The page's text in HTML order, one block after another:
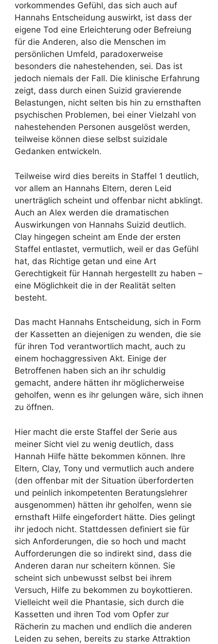
vorkommendes Gefühl, das sich auch auf
Hannahs Entscheidung auswirkt, ist dass der
eigene Tod eine Erleichterung oder Befreiung
für die Anderen, also die Menschen im
persönlichen Umfeld, paradoxerweise
besonders die nahestehenden, sei. Das ist
jedoch niemals der Fall. Die klinische Erfahrung
zeigt, dass durch einen Suizid gravierende
Belastungen, nicht selten bis hin zu ernsthaften
psychischen Problemen, bei einer Vielzahl von
nahestehenden Personen ausgelöst werden,
teilweise können diese selbst suizidale
Gedanken entwickeln.
Teilweise wird dies bereits in Staffel 1 deutlich,
vor allem an Hannahs Eltern, deren Leid
unerträglich scheint und offenbar nicht abklingt.
Auch an Alex werden die dramatischen
Auswirkungen von Hannahs Suizid deutlich.
Clay hingegen scheint am Ende der ersten
Staffel entlastet, vermutlich, weil er das Gefühl
hat, das Richtige getan und eine Art
Gerechtigkeit für Hannah hergestellt zu haben –
eine Möglichkeit die in der Realität selten
besteht.
Das macht Hannahs Entscheidung, sich in Form
der Kassetten an diejenigen zu wenden, die sie
für ihren Tod verantwortlich macht, auch zu
einem hochaggressiven Akt. Einige der
Betroffenen haben sich an ihr schuldig
gemacht, andere hätten ihr möglicherweise
geholfen, wenn es ihr gelungen wäre, sich ihnen
zu öffnen.
Hier macht die erste Staffel der Serie aus
meiner Sicht viel zu wenig deutlich, dass
Hannah Hilfe hätte bekommen können. Ihre
Eltern, Clay, Tony und vermutlich auch andere
(den offenbar mit der Situation überforderten
und peinlich inkompetenten Beratungslehrer
ausgenommen) hätten ihr geholfen, wenn sie
ernsthaft Hilfe eingefordert hätte. Dies gelingt
ihr jedoch nicht. Stattdessen definiert sie für
sich Anforderungen, die so hoch und macht
Aufforderungen die so indirekt sind, dass die
Anderen daran nur scheitern können. Sie
scheint sich unbewusst selbst bei ihrem
Versuch, Hilfe zu bekommen zu boykottieren.
Vielleicht weil die Phantasie, sich durch die
Kassetten und ihren Tod vom Opfer zur
Rächerin zu machen und endlich die anderen
Leiden zu sehen, bereits zu starke Attraktion